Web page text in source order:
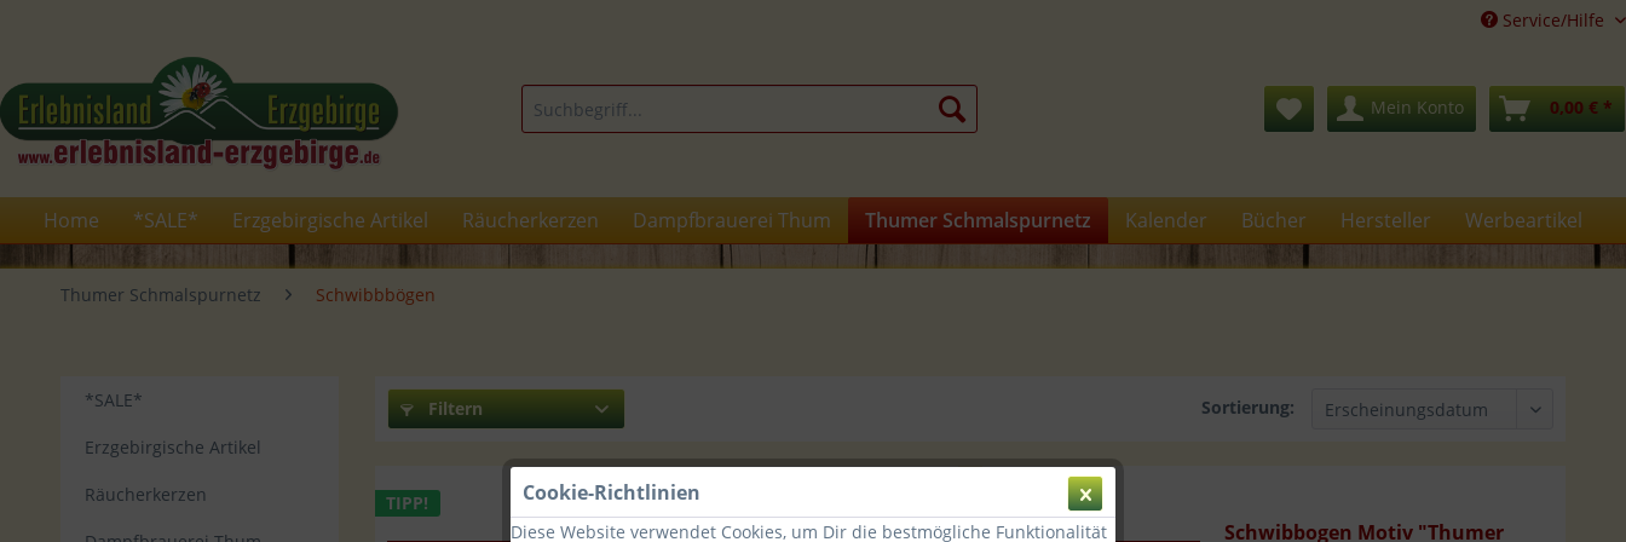
Service/Hilfe
Mein Konto 0,00 € *
Home *SALE* Erzgebirgische Artikel Räucherkerzen Dampfbrauerei Thum Thumer Schmalspurnetz Kalender Bücher Hersteller Werbeartikel
Thumer Schmalspurnetz Schwibbbögen
*SALE*
Erzgebirgische Artikel
Räucherkerzen
Filtern Sortierung:
TIPP!
Schwibbogen Motiv "Thumer
Schwibbogen Motiv "Thumer
Cookie-Richtlinien
Diese Website verwendet Cookies, um Dir die bestmögliche Funktionalität